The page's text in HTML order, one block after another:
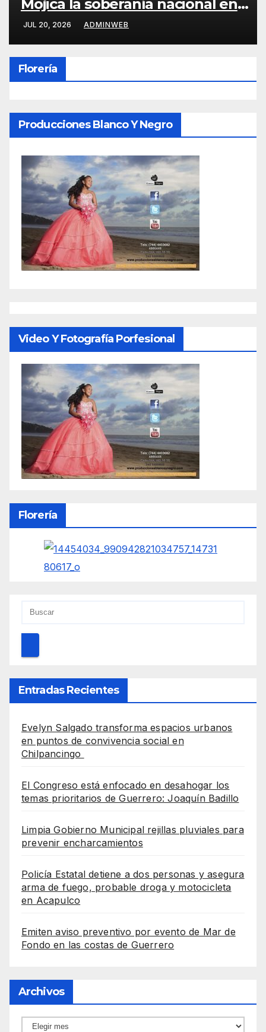
Mojica la soberanía nacional en
Tlapa
JUL 20, 2026 ADMINWEB
Florería
Producciones Blanco Y Negro
Video Y Fotografía Porfesional
Florería
Entradas Recientes
Evelyn Salgado transforma espacios urbanos
en puntos de convivencia social en
Chilpancingo
El Congreso está enfocado en desahogar los
temas prioritarios de Guerrero: Joaquín Badillo
Limpia Gobierno Municipal rejillas pluviales para
prevenir encharcamientos
Policía Estatal detiene a dos personas y asegura
arma de fuego, probable droga y motocicleta
en Acapulco
Emiten aviso preventivo por evento de Mar de
Fondo en las costas de Guerrero
Archivos
Archivos